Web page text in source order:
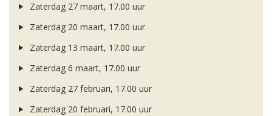
Zaterdag 27 maart, 17.00 uur
Zaterdag 20 maart, 17.00 uur
Zaterdag 13 maart, 17.00 uur
Zaterdag 6 maart, 17.00 uur
Zaterdag 27 februari, 17.00 uur
Zaterdag 20 februari, 17.00 uur